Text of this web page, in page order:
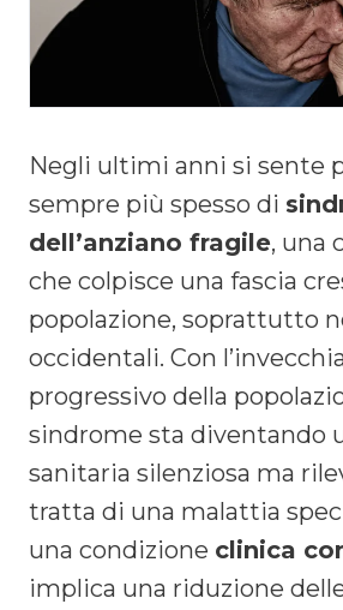
Negli ultimi anni si sente
sempre più spesso di
dell’anziano fragile, una
che colpisce una fascia
popolazione, soprattutto
occidentali. Con
progressivo della
sindrome sta diventando
sanitaria silenziosa ma
tratta di una malattia
una condizione clinica
implica una riduzione